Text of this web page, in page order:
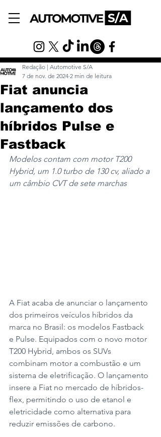
Fiat anuncia
lançamento dos
híbridos Pulse e
Fastback
Redação | Automotive S/A
7 de nov. de 2024 2 min de leitura
Modelos contam com motor T200
Hybrid, um 1.0 turbo de 130 cv, aliado a
um câmbio CVT de sete marchas
A Fiat acaba de anunciar o lançamento
dos primeiros veículos híbridos da
marca no Brasil: os modelos Fastback
e Pulse. Equipados com o novo motor
T200 Hybrid, ambos os SUVs
combinam motor a combustão e um
sistema de eletrificação. O lançamento
insere a Fiat no mercado de híbridos-
flex, permitindo o uso de etanol e
eletricidade como alternativa para
reduzir emissões de carbono.